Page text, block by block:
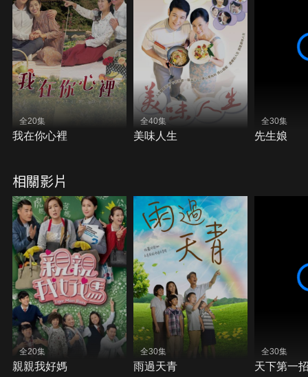
全20集
我在你心裡
全40集
美味人生
全30集
先生娘
相關影片
全20集
親親我好媽
全30集
雨過天青
全30集
天下第一